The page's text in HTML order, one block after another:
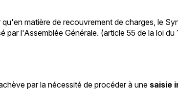
matière de recouvrement de charges, le
par l'Assemblée Générale. (article 55 de la loi du
par la nécessité de procéder à une saisie